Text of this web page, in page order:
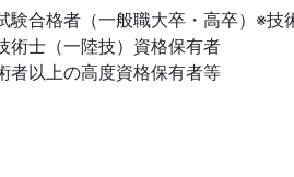
合格者（一般職大卒・高卒）※技
術士（一陸技）資格保有者
者以上の高度資格保有者等